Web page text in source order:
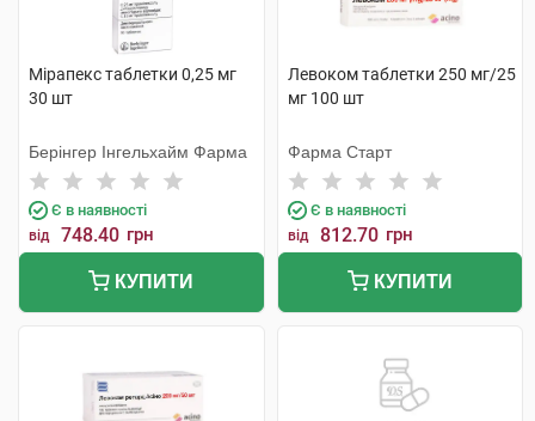
Мірапекс таблетки 0,25 мг
30 шт
Берінгер Інгельхайм Фарма
Є в наявності
від 748.40 грн
КУПИТИ
Левоком таблетки 250 мг/25
мг 100 шт
Фарма Старт
Є в наявності
від 812.70 грн
КУПИТИ